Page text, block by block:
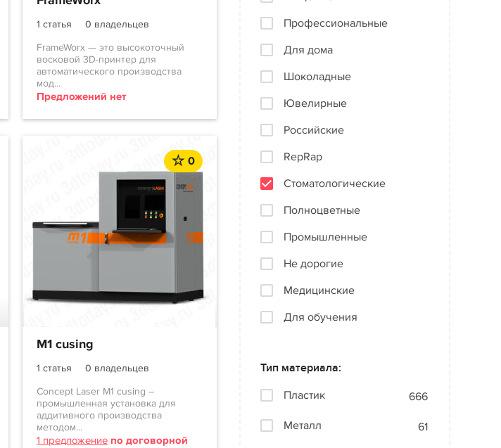
1 статья
0 владельцев
FrameWorx — это высокоточный
восковой 3D-принтер для
автоматического производства
мод...
Предложений нет
0
M1 cusing
1 статья
0 владельцев
Concept Laser M1 cusing –
промышленная установка для
аддитивного производства
методом...
1 предложение по договорной
Профессиональные
Для дома
Шоколадные
Ювелирные
Российские
RepRap
Стоматологические
Полноцветные
Промышленные
Не дорогие
Медицинские
Для обучения
Тип материала:
Пластик
666
Металл 61